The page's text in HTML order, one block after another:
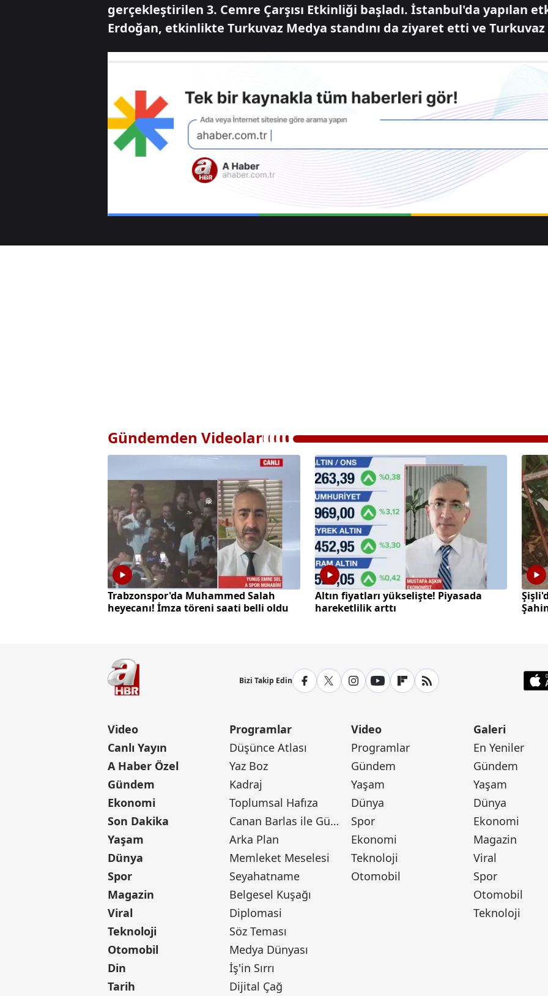
gerçekleştirilen 3. Cemre Çarşısı Etkinliği başladı. İstanbul'da yapılan
Erdoğan, etkinlikte Turkuvaz Medya standını da ziyaret etti ve
Gündemden Videolar
Trabzonspor'da Muhammed Salah
heyecanı! İmza töreni saati belli oldu
Altın fiyatları yükselişte! Piyasada
hareketlilik arttı
Bizi Takip Edin
Video
Canlı Yayın
A Haber Özel
Gündem
Ekonomi
Son Dakika
Yaşam
Dünya
Spor
Magazin
Viral
Teknoloji
Otomobil
Din
Tarih
Programlar
Düşünce Atlası
Yaz Boz
Kadraj
Toplumsal Hafıza
Canan Barlas ile Gündem
Arka Plan
Memleket Meselesi
Seyahatname
Belgesel Kuşağı
Diplomasi
Söz Teması
Medya Dünyası
İş'in Sırrı
Dijital Çağ
Video
Programlar
Gündem
Yaşam
Dünya
Spor
Ekonomi
Teknoloji
Otomobil
Galeri
En Yeniler
Gündem
Yaşam
Dünya
Ekonomi
Magazin
Viral
Spor
Otomobil
Teknoloji